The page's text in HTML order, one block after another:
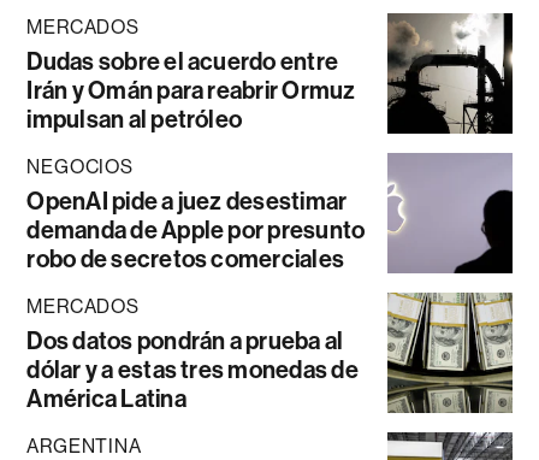
MERCADOS
Dudas sobre el acuerdo entre
Irán y Omán para reabrir Ormuz
impulsan al petróleo
NEGOCIOS
OpenAI pide a juez desestimar
demanda de Apple por presunto
robo de secretos comerciales
MERCADOS
Dos datos pondrán a prueba al
dólar y a estas tres monedas de
América Latina
ARGENTINA